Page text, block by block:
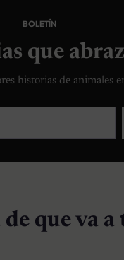
BOLETÍN
que
historias de animales
que va